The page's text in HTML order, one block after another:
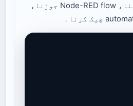
بنانا، Group ID لینا، Node-RED flow جوڑنا،